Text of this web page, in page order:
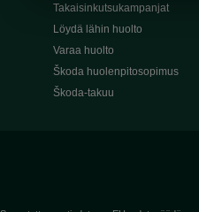
Takaisinkutsukampanjat
Löydä lähin huolto
Varaa huolto
Škoda huolenpitosopimus
Škoda-takuu